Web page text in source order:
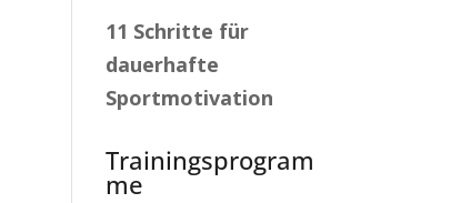
11 Schritte für
dauerhafte
Sportmotivation
Trainingsprogram
me